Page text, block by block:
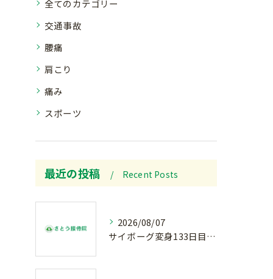
全てのカテゴリー
交通事故
腰痛
肩こり
痛み
スポーツ
最近の投稿 Recent Posts
2026/08/07
サイボーグ変身133日目.広島.原爆.81年.インターハイ初日.金曜の朝〜